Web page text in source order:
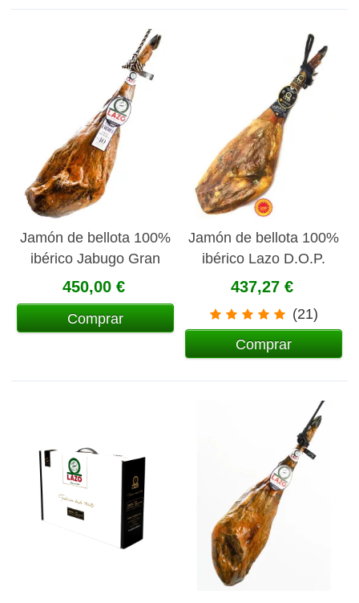
Jamón de bellota 100%
ibérico Jabugo Gran
Reserva Pedro Enrique
450,00 €
Comprar
Jamón de bellota 100%
ibérico Lazo D.O.P.
Jabugo
437,27 €
(21)
Comprar